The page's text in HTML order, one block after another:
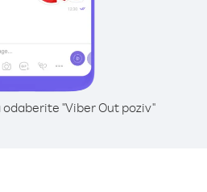
"Viber Out poziv"